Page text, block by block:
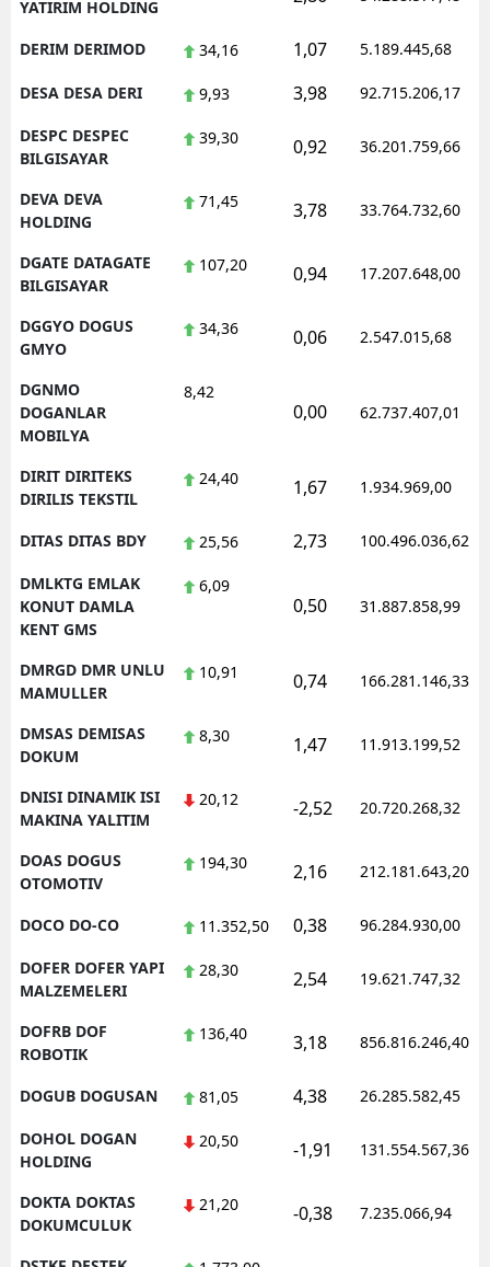
YATIRIM HOLDING
DERIM DERIMOD 34,16 1,07 5.189.445,68
DESA DESA DERI 9,93 3,98 92.715.206,17
DESPC DESPEC
BILGISAYAR
39,30 0,92 36.201.759,66
DEVA DEVA
HOLDING
71,45 3,78 33.764.732,60
DGATE DATAGATE
BILGISAYAR
107,20 0,94 17.207.648,00
DGGYO DOGUS
GMYO
34,36 0,06 2.547.015,68
DGNMO
DOGANLAR
MOBILYA
8,42
0,00 62.737.407,01
DIRIT DIRITEKS
DIRILIS TEKSTIL
24,40 1,67 1.934.969,00
DITAS DITAS BDY 25,56 2,73 100.496.036,62
DMLKTG EMLAK
KONUT DAMLA
KENT GMS
6,09
0,50 31.887.858,99
DMRGD DMR UNLU
MAMULLER
10,91 0,74 166.281.146,33
DMSAS DEMISAS
DOKUM
8,30 1,47 11.913.199,52
DNISI DINAMIK ISI
MAKINA YALITIM
20,12 -2,52 20.720.268,32
DOAS DOGUS
OTOMOTIV
194,30 2,16 212.181.643,20
DOCO DO-CO 11.352,50 0,38 96.284.930,00
DOFER DOFER YAPI
MALZEMELERI
28,30 2,54 19.621.747,32
DOFRB DOF
ROBOTIK
136,40 3,18 856.816.246,40
DOGUB DOGUSAN 81,05 4,38 26.285.582,45
DOHOL DOGAN
HOLDING
20,50 -1,91 131.554.567,36
DOKTA DOKTAS
DOKUMCULUK
21,20 -0,38 7.235.066,94